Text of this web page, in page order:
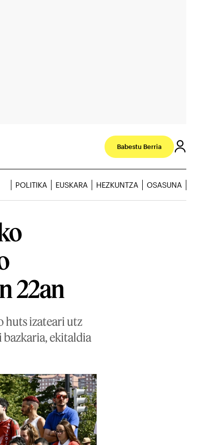
Babestu Berria
POLITIKA EUSKARA HEZKUNTZA OSASUNA
22an
huts izateari utz
bazkaria, ekitaldia